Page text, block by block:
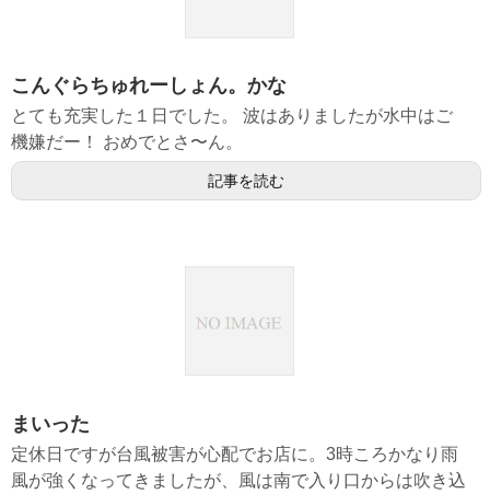
こんぐらちゅれーしょん。かな
とても充実した１日でした。 波はありましたが水中はご
機嫌だー！ おめでとさ〜ん。
記事を読む
まいった
定休日ですが台風被害が心配でお店に。3時ころかなり雨
風が強くなってきましたが、風は南で入り口からは吹き込